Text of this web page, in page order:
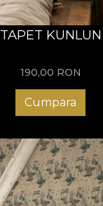
TAPET KUNLUN
190,00 RON
Cumpara